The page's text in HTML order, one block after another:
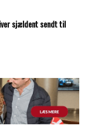
sjældent sendt til